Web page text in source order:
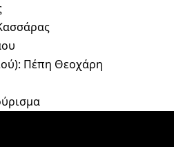
Πέπη Θεοχάρη